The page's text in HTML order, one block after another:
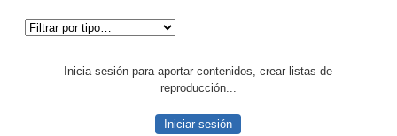
Inicia sesión para aportar contenidos, crear listas de
reproducción...
Iniciar sesión